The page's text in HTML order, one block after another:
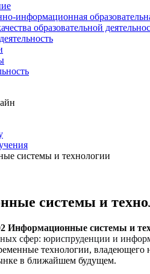
информационная
образовательной
системы и технологии
системы и
Информационные системы и
сфер: юриспруденции и
технологии,
в ближайшем будущем.